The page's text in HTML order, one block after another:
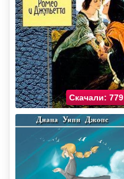
Скачали: 779